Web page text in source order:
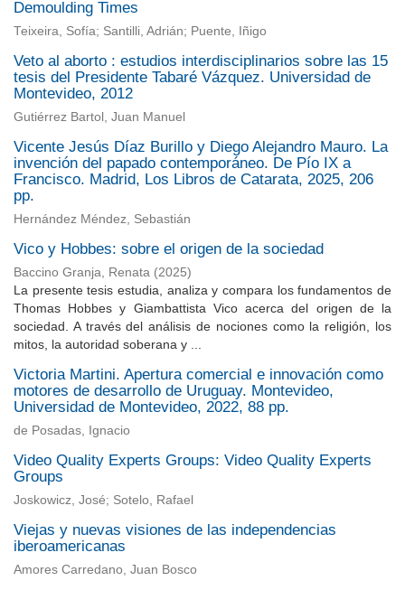
Demoulding Times
Teixeira, Sofía; Santilli, Adrián; Puente, Iñigo
Veto al aborto : estudios interdisciplinarios sobre las 15
tesis del Presidente Tabaré Vázquez. Universidad de
Montevideo, 2012
Gutiérrez Bartol, Juan Manuel
Vicente Jesús Díaz Burillo y Diego Alejandro Mauro. La
invención del papado contemporáneo. De Pío IX a
Francisco. Madrid, Los Libros de Catarata, 2025, 206
pp.
Hernández Méndez, Sebastián
Vico y Hobbes: sobre el origen de la sociedad
Baccino Granja, Renata (2025)
La presente tesis estudia, analiza y compara los fundamentos de
Thomas Hobbes y Giambattista Vico acerca del origen de la
sociedad. A través del análisis de nociones como la religión, los
mitos, la autoridad soberana y ...
Victoria Martini. Apertura comercial e innovación como
motores de desarrollo de Uruguay. Montevideo,
Universidad de Montevideo, 2022, 88 pp.
de Posadas, Ignacio
Video Quality Experts Groups: Video Quality Experts
Groups
Joskowicz, José; Sotelo, Rafael
Viejas y nuevas visiones de las independencias
iberoamericanas
Amores Carredano, Juan Bosco